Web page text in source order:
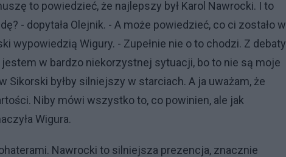
to powiedzieć, że najlepszy był Karol Nawrocki. I to
- dopytała Olejnik. - A może powiedzieć, co ci zostało w
wypowiedzią Wigury. - Zupełnie nie o to chodzi. Z debaty
w bardzo niekorzystnej sytuacji, bo to nie są moje
Sikorski byłby silniejszy w starciach. A ja uważam, że
Niby mówi wszystko to, co powinien, ale jak
Wigura.
Nawrocki to silniejsza prezencja, znacznie